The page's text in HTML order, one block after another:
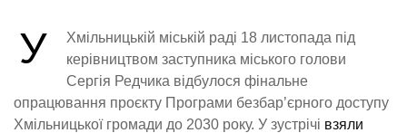
У
Хмільницькій міській раді 18 листопада під
керівництвом заступника міського голови
Сергія Редчика відбулося фінальне
опрацювання проєкту Програми безбар’єрного доступу
Хмільницької громади до 2030 року. У зустрічі взяли